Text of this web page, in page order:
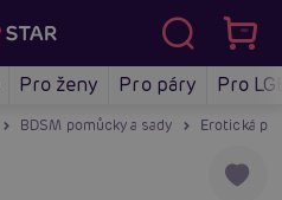
Pro ženy Pro páry Pro
BDSM pomůcky a sady Erotická